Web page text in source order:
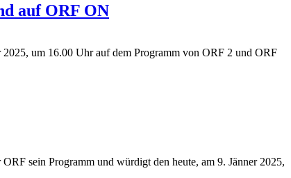
auf ORF ON
um 16.00 Uhr auf dem Programm von ORF 2 und ORF
sein Programm und würdigt den heute, am 9. Jänner 2025,